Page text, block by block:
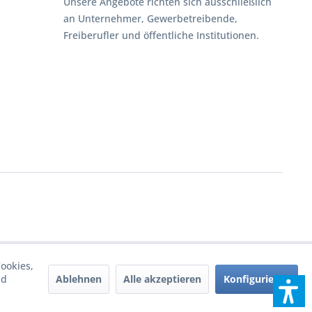
an Unternehmer, Gewerbetreibende,
Freiberufler und öffentliche Institutionen.
Ablehnen Alle akzeptieren Konfigurieren